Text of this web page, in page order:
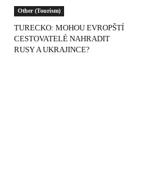
Other (Tourism)
TURECKO: MOHOU EVROPŠTÍ
CESTOVATELÉ NAHRADIT
RUSY A UKRAJINCE?